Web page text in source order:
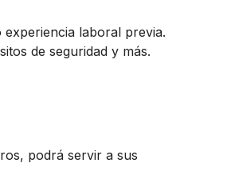
laboral previa.
de seguridad y más.
podrá servir a sus